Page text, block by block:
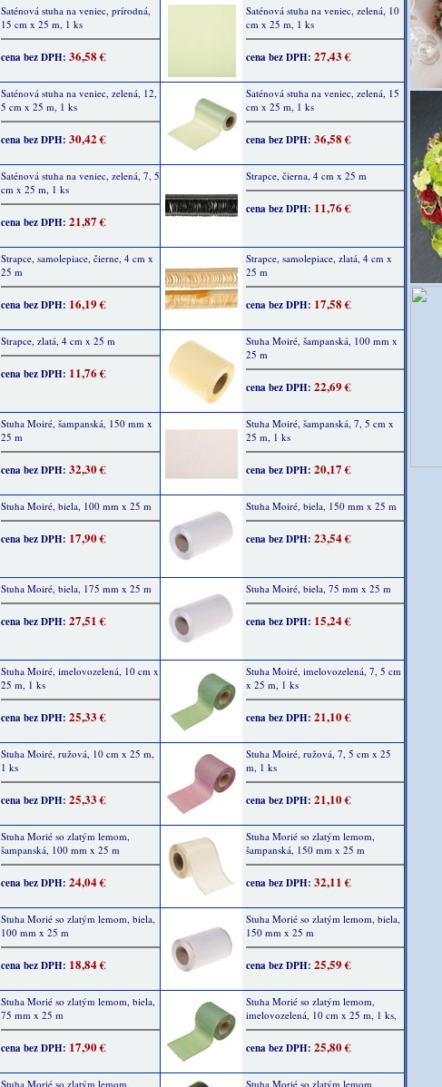
Saténová stuha na veniec, prírodná,
15 cm x 25 m, 1 ks
cena bez DPH: 36,58 €
Saténová stuha na veniec, zelená, 10
cm x 25 m, 1 ks
cena bez DPH: 27,43 €
Saténová stuha na veniec, zelená, 12,
5 cm x 25 m, 1 ks
cena bez DPH: 30,42 €
Saténová stuha na veniec, zelená, 15
cm x 25 m, 1 ks
cena bez DPH: 36,58 €
Saténová stuha na veniec, zelená, 7, 5
cm x 25 m, 1 ks
cena bez DPH: 21,87 €
Strapce, čierna, 4 cm x 25 m
cena bez DPH: 11,76 €
Strapce, samolepiace, čierne, 4 cm x
25 m
cena bez DPH: 16,19 €
Strapce, samolepiace, zlatá, 4 cm x
25 m
cena bez DPH: 17,58 €
Strapce, zlatá, 4 cm x 25 m
cena bez DPH: 11,76 €
Stuha Moiré, šampanská, 100 mm x
25 m
cena bez DPH: 22,69 €
Stuha Moiré, šampanská, 150 mm x
25 m
cena bez DPH: 32,30 €
Stuha Moiré, šampanská, 7, 5 cm x
25 m, 1 ks
cena bez DPH: 20,17 €
Stuha Moiré, biela, 100 mm x 25 m
cena bez DPH: 17,90 €
Stuha Moiré, biela, 150 mm x 25 m
cena bez DPH: 23,54 €
Stuha Moiré, biela, 175 mm x 25 m
cena bez DPH: 27,51 €
Stuha Moiré, biela, 75 mm x 25 m
cena bez DPH: 15,24 €
Stuha Moiré, imelovozelená, 10 cm x
25 m, 1 ks
cena bez DPH: 25,33 €
Stuha Moiré, imelovozelená, 7, 5 cm
x 25 m, 1 ks
cena bez DPH: 21,10 €
Stuha Moiré, ružová, 10 cm x 25 m,
1 ks
cena bez DPH: 25,33 €
Stuha Moiré, ružová, 7, 5 cm x 25
m, 1 ks
cena bez DPH: 21,10 €
Stuha Morié so zlatým lemom,
šampanská, 100 mm x 25 m
cena bez DPH: 24,04 €
Stuha Morié so zlatým lemom,
šampanská, 150 mm x 25 m
cena bez DPH: 32,11 €
Stuha Morié so zlatým lemom, biela,
100 mm x 25 m
cena bez DPH: 18,84 €
Stuha Morié so zlatým lemom, biela,
150 mm x 25 m
cena bez DPH: 25,59 €
Stuha Morié so zlatým lemom, biela,
75 mm x 25 m
cena bez DPH: 17,90 €
Stuha Morié so zlatým lemom,
imelovozelená, 10 cm x 25 m, 1 ks,
cena bez DPH: 25,80 €
Stuha Morié so zlatým lemom, Stuha Morié so zlatým lemom,